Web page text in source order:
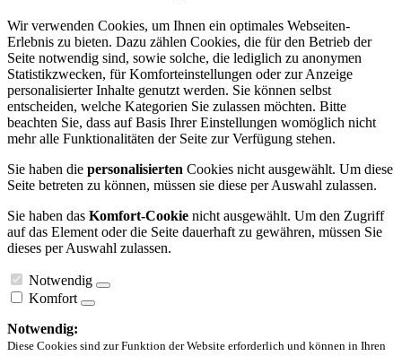
Wir verwenden Cookies, um Ihnen ein optimales Webseiten-
Erlebnis zu bieten. Dazu zählen Cookies, die für den Betrieb der
Seite notwendig sind, sowie solche, die lediglich zu anonymen
Statistikzwecken, für Komforteinstellungen oder zur Anzeige
personalisierter Inhalte genutzt werden. Sie können selbst
entscheiden, welche Kategorien Sie zulassen möchten. Bitte
beachten Sie, dass auf Basis Ihrer Einstellungen womöglich nicht
mehr alle Funktionalitäten der Seite zur Verfügung stehen.
Sie haben die personalisierten Cookies nicht ausgewählt. Um diese
Seite betreten zu können, müssen sie diese per Auswahl zulassen.
Sie haben das Komfort-Cookie nicht ausgewählt. Um den Zugriff
auf das Element oder die Seite dauerhaft zu gewähren, müssen Sie
dieses per Auswahl zulassen.
Notwendig
Komfort
Notwendig:
Diese Cookies sind zur Funktion der Website erforderlich und können in Ihren